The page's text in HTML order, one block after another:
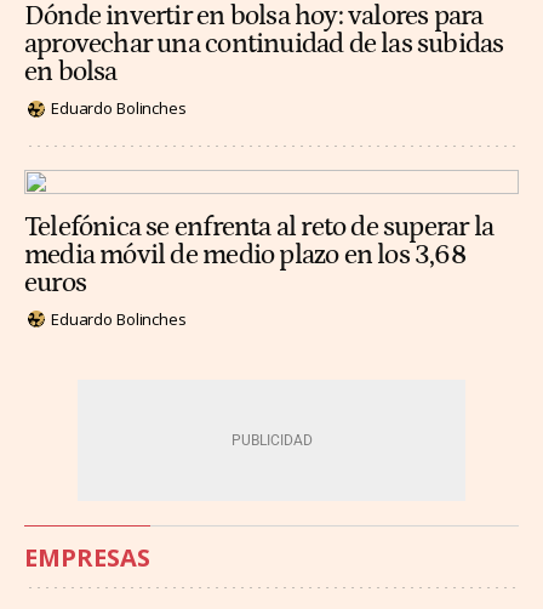
Dónde invertir en bolsa hoy: valores para
aprovechar una continuidad de las subidas
en bolsa
Eduardo Bolinches
Telefónica se enfrenta al reto de superar la
media móvil de medio plazo en los 3,68
euros
Eduardo Bolinches
EMPRESAS